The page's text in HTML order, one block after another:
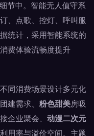
节中。智能无人值守系
、点歌、控灯、呼叫服
统计，采用智能系统的
费体验流畅度提升
同消费场景设计多元化
建需求、 粉色甜美房吸
企业聚会、 动漫二次元
用率与溢价空间。主题